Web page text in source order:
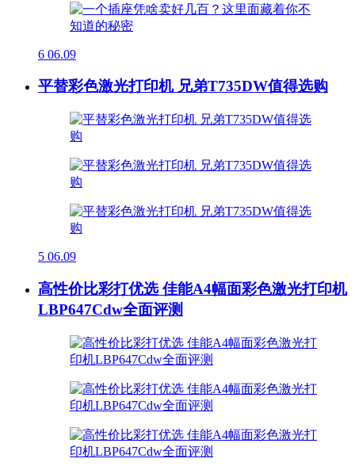
6 06.09
平替彩色激光打印机 兄弟T735DW值得选购
5 06.09
高性价比彩打优选 佳能A4幅面彩色激光打印机
LBP647Cdw全面评测